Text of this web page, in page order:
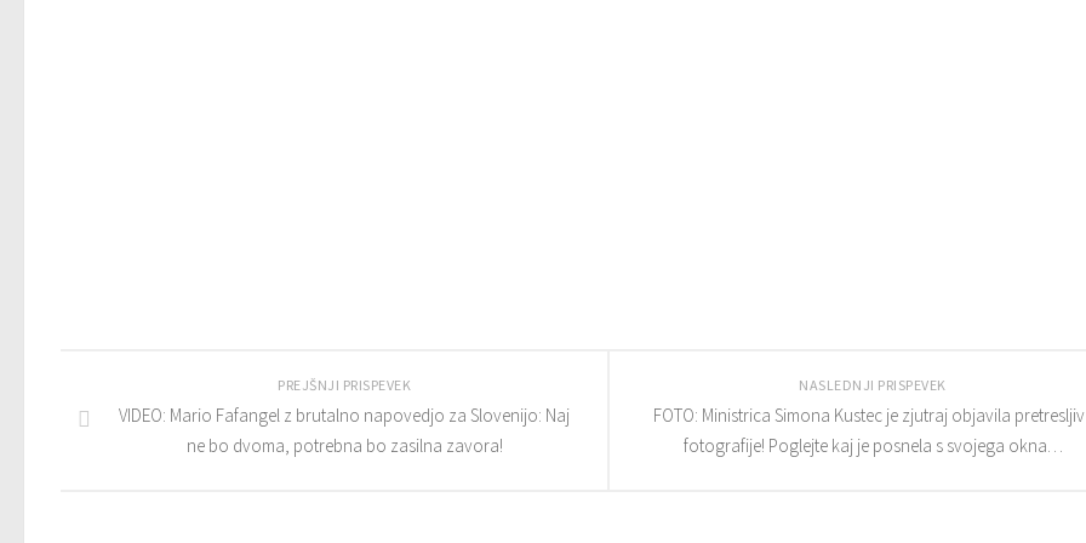
NASLEDNJI PRISPEVEK
FOTO: Ministrica Simona Kustec je zjutraj objavila
fotografije! Poglejte kaj je posnela s svojega okna…
PREJŠNJI PRISPEVEK
VIDEO: Mario Fafangel z brutalno napovedjo za Slovenijo: Naj
ne bo dvoma, potrebna bo zasilna zavora!